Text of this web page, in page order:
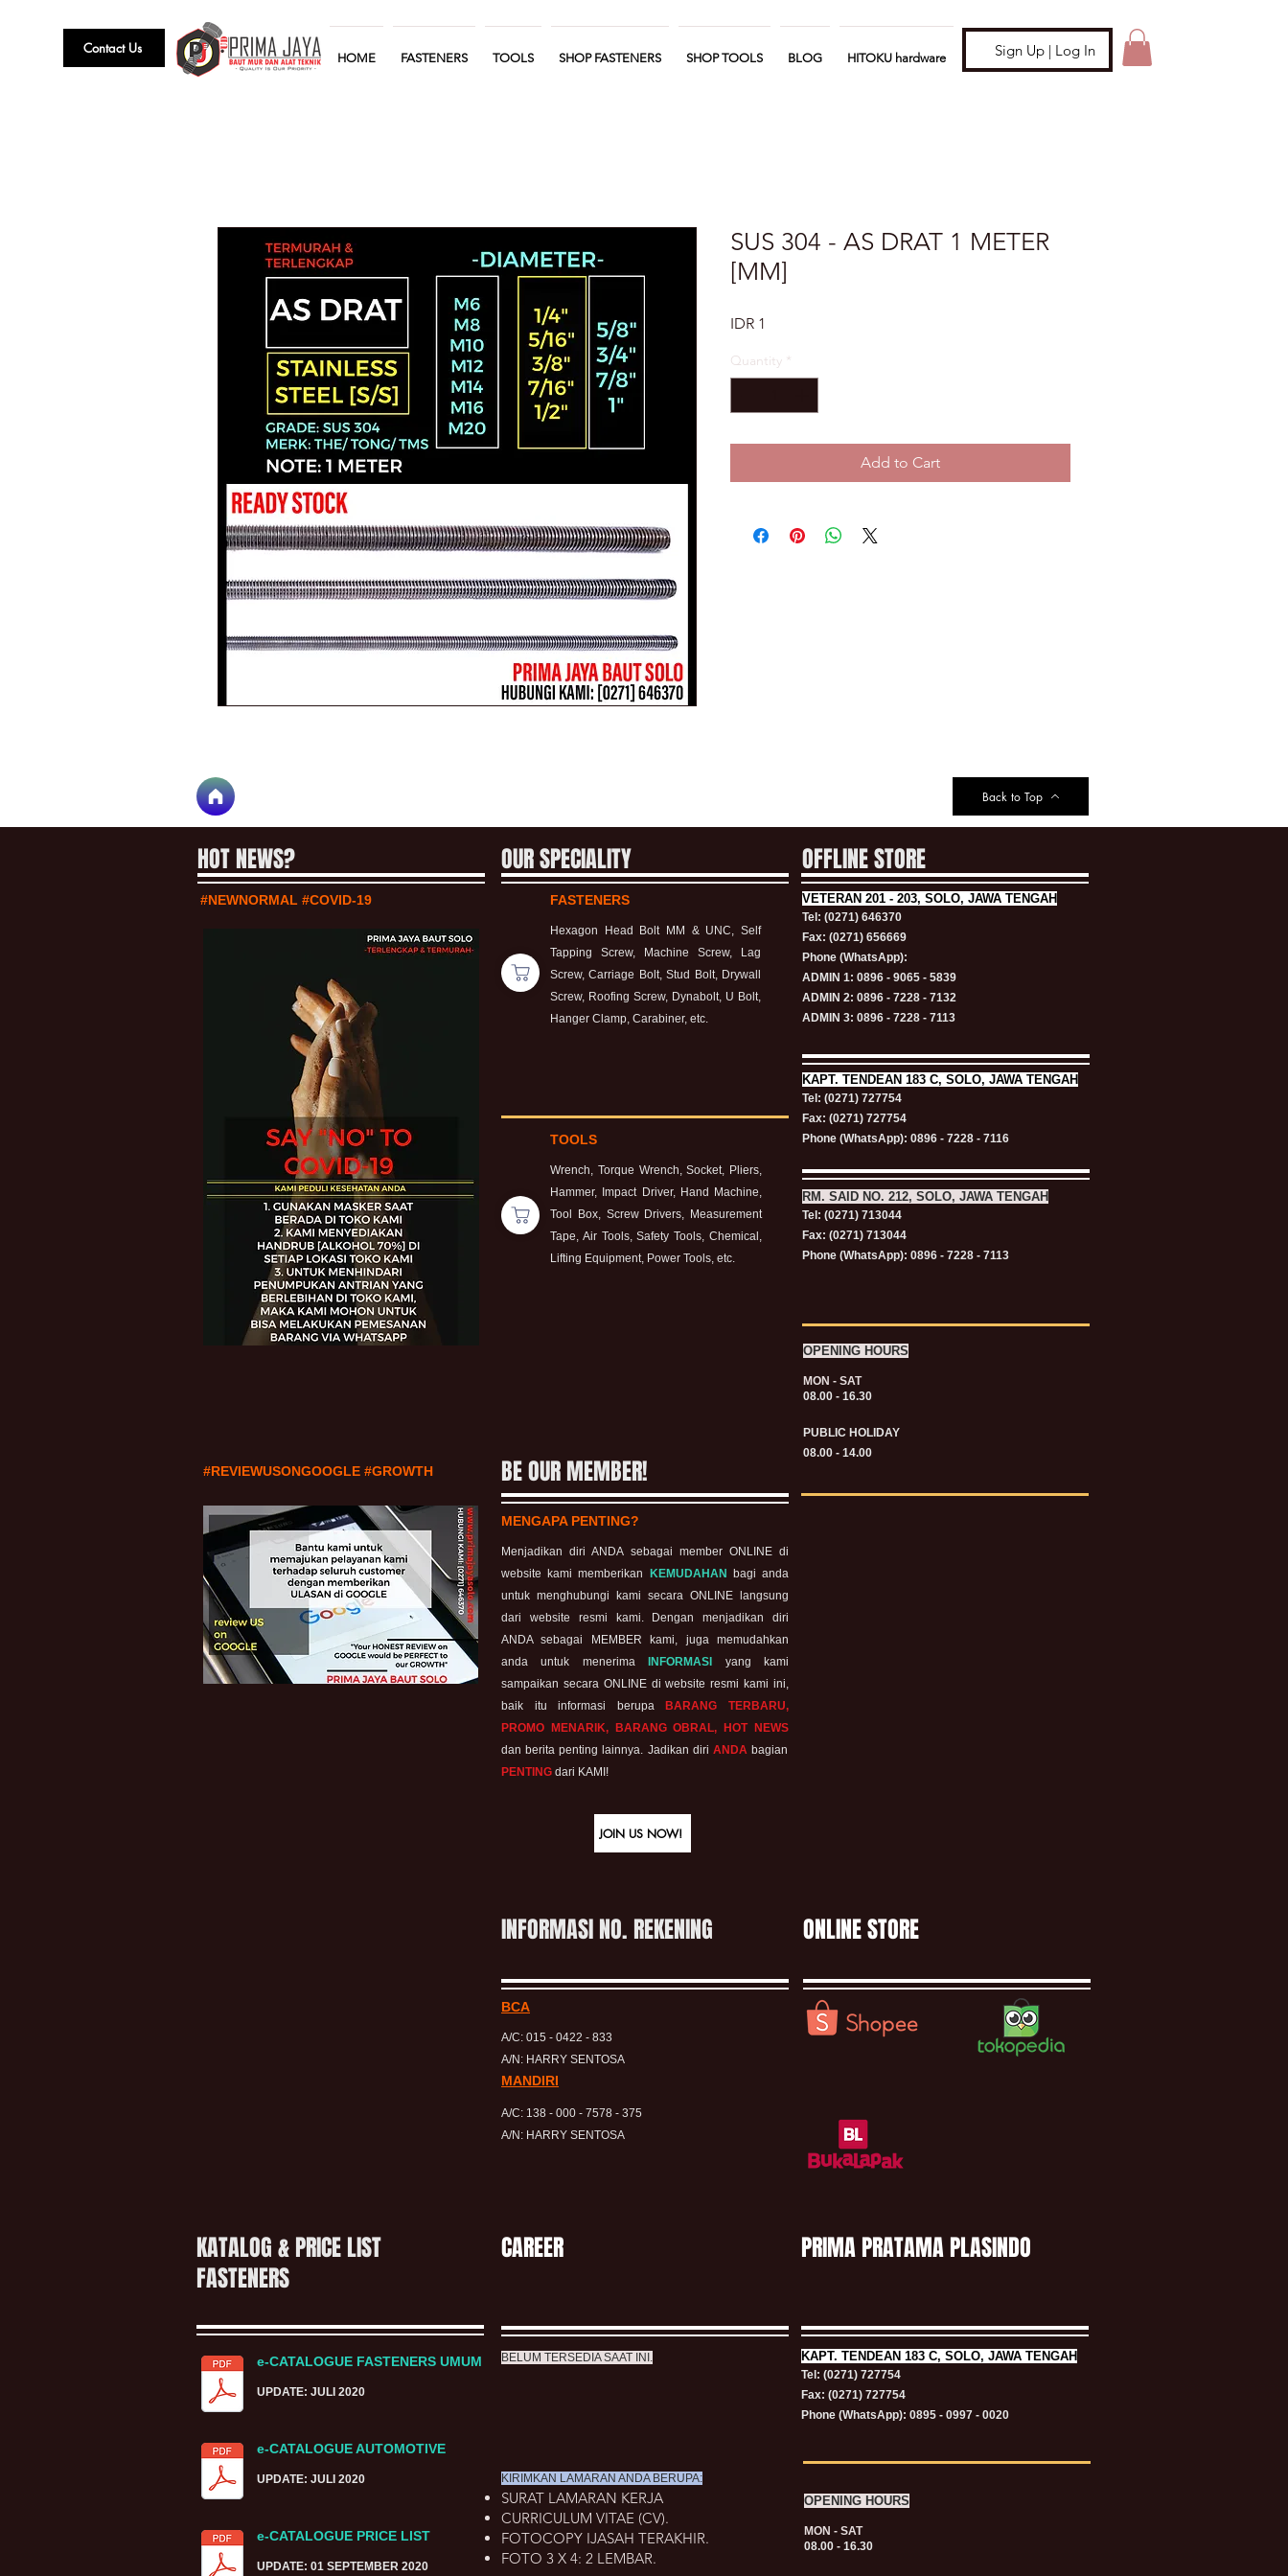
Contact Us
HOME FASTENERS TOOLS SHOP FASTENERS SHOP TOOLS BLOG HITOKU hardware Sign Up | Log In
SUS 304 - AS DRAT 1 METER
[MM]
IDR 1
Quantity *
Add to Cart
Back to Top
HOT NEWS? OUR SPECIALITY OFFLINE STORE
#NEWNORMAL #COVID-19
#REVIEWUSONGOOGLE #GROWTH
FASTENERS
Hexagon Head Bolt MM & UNC, Self
Tapping Screw, Machine Screw, Lag
Screw, Carriage Bolt, Stud Bolt, Drywall
Screw, Roofing Screw, Dynabolt, U Bolt,
Hanger Clamp, Carabiner, etc.
VETERAN 201 - 203, SOLO, JAWA TENGAH
Tel: (0271) 646370
Fax: (0271) 656669
Phone (WhatsApp):
ADMIN 1: 0896 - 9065 - 5839
ADMIN 2: 0896 - 7228 - 7132
ADMIN 3: 0896 - 7228 - 7113
TOOLS
Wrench, Torque Wrench, Socket, Pliers,
Hammer, Impact Driver, Hand Machine,
Tool Box, Screw Drivers, Measurement
Tape, Air Tools, Safety Tools, Chemical,
Lifting Equipment, Power Tools, etc.
KAPT. TENDEAN 183 C, SOLO, JAWA TENGAH
Tel: (0271) 727754
Fax: (0271) 727754
Phone (WhatsApp): 0896 - 7228 - 7116
RM. SAID NO. 212, SOLO, JAWA TENGAH
Tel: (0271) 713044
Fax: (0271) 713044
Phone (WhatsApp): 0896 - 7228 - 7113
BE OUR MEMBER!
OPENING HOURS
MON - SAT
08.00 - 16.30
PUBLIC HOLIDAY
08.00 - 14.00
MENGAPA PENTING?
Menjadikan diri ANDA sebagai member ONLINE di
website kami memberikan
KEMUDAHAN
bagi anda
untuk menghubungi kami secara ONLINE langsung
dari website resmi kami. Dengan menjadikan diri
ANDA sebagai MEMBER kami, juga memudahkan
anda untuk menerima
INFORMASI
yang kami
sampaikan secara ONLINE di website resmi kami ini,
baik itu informasi berupa
BARANG TERBARU,
PROMO MENARIK, BARANG OBRAL, HOT NEWS
dan berita penting lainnya. Jadikan diri ANDAbagian
PENTING dari KAMI!
JOIN US NOW!
INFORMASI NO. REKENING ONLINE STORE
BCA
A/C: 015 - 0422 - 833
A/N: HARRY SENTOSA
MANDIRI
A/C: 138 - 000 - 7578 - 375
A/N: HARRY SENTOSA
KATALOG & PRICE LIST
FASTENERS
CAREER PRIMA PRATAMA PLASINDO
e-CATALOGUE FASTENERS UMUM
UPDATE: JULI 2020
e-CATALOGUE AUTOMOTIVE
UPDATE: JULI 2020
e-CATALOGUE PRICE LIST
UPDATE: 01 SEPTEMBER 2020
BELUM TERSEDIA SAAT INI.
KIRIMKAN LAMARAN ANDA BERUPA:
SURAT LAMARAN KERJA
CURRICULUM VITAE (CV).
FOTOCOPY IJASAH TERAKHIR.
FOTO 3 X 4: 2 LEMBAR.
OPENING HOURS
MON - SAT
08.00 - 16.30
KAPT. TENDEAN 183 C, SOLO, JAWA TENGAH
Tel: (0271) 727754
Fax: (0271) 727754
Phone (WhatsApp): 0895 - 0997 - 0020